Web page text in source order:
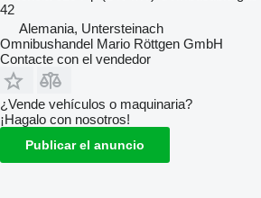
42
Alemania, Untersteinach
Omnibushandel Mario Röttgen GmbH
Contacte con el vendedor
¿Vende vehículos o maquinaria?
¡Hagalo con nosotros!
Publicar el anuncio